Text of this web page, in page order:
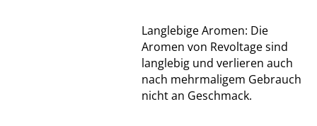
Langlebige Aromen: Die
Aromen von Revoltage sind
langlebig und verlieren auch
nach mehrmaligem Gebrauch
nicht an Geschmack.